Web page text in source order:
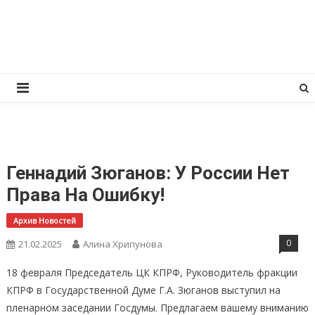
Геннадий Зюганов: У России Нет
Права На Ошибку!
Архив Новостей
21.02.2025 Алина Хрипунова 0
18 февраля Председатель ЦК КПРФ, Руководитель фракции
КПРФ в Государственной Думе Г.А. Зюганов выступил на
пленарном заседании Госдумы. Предлагаем вашему вниманию